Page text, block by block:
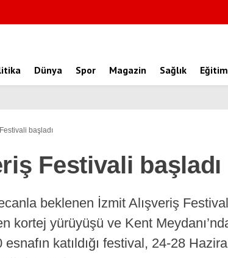
Dünya Spor Magazin Sağlık Eğitim
başladı
Festivali başladı
beklenen İzmit Alışveriş
kortej yürüyüşü ve Kent
katıldığı festival, 24-28